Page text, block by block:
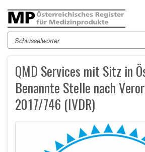
zum
Inhalt
Suche
QMD Services mit Sitz in
Benannte Stelle nach
2017/746 (IVDR)